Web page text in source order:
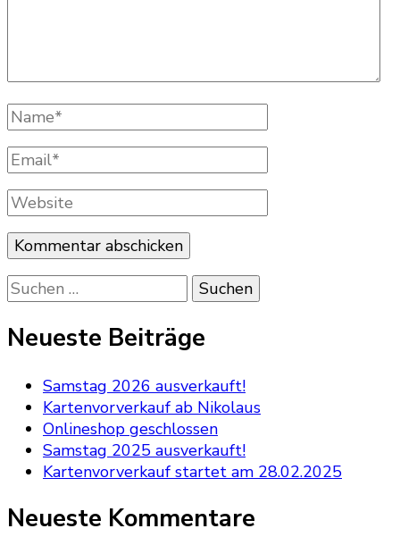
Name*
Email*
Website
Suchen
nach:
Neueste Beiträge
Samstag 2026 ausverkauft!
Kartenvorverkauf ab Nikolaus
Onlineshop geschlossen
Samstag 2025 ausverkauft!
Kartenvorverkauf startet am 28.02.2025
Neueste Kommentare